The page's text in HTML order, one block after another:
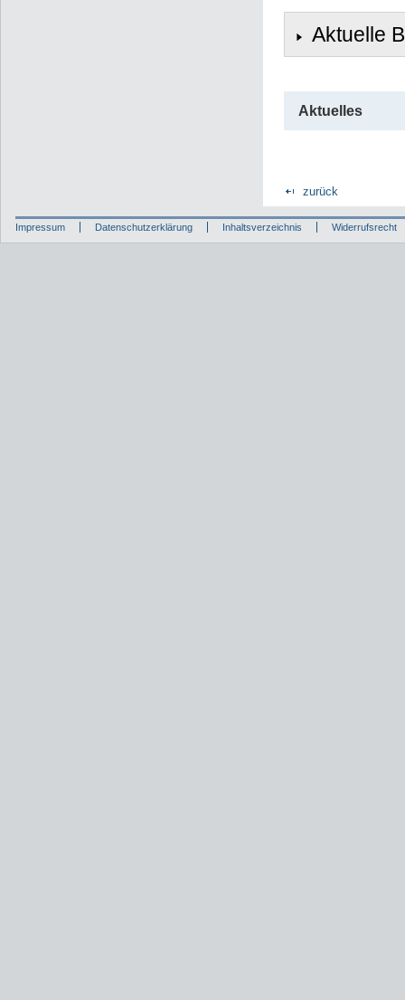
Aktuelle
Aktuelles
zurück
Impressum Datenschutzerklärung Inhaltsverzeichnis Widerrufsrecht